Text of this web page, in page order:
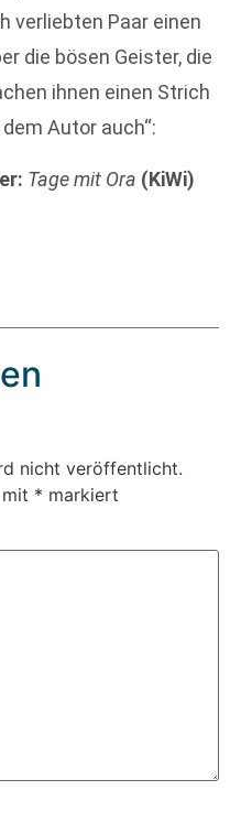
verliebten Paar einen
die bösen Geister, die
ihnen einen Strich
Autor auch“:
Tage mit Ora (KiWi)
nicht veröffentlicht.
* markiert